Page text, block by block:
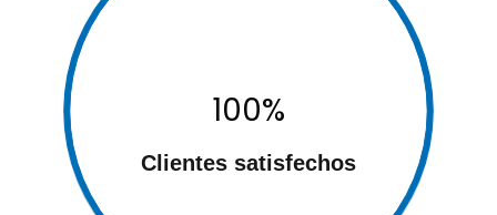
100%
Clientes satisfecho